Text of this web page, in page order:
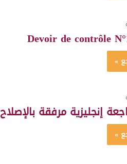
Devoir de contrôle
»
إنجليزية مرفقة بالإصلاح
»